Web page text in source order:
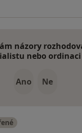
názory
nebo
Ano Ne